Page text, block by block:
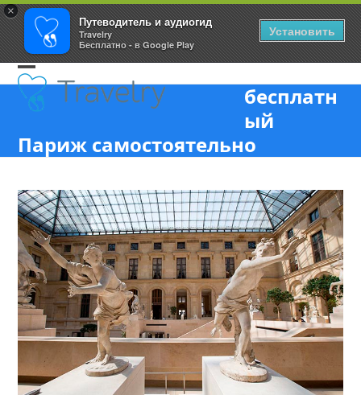
×
Путеводитель и аудиогид
Travelry
Бесплатно - в Google Play
Установить
Skip
to
content
Open
mobile
menu
Close
mobile
menu
бесплатн
ый
Париж самостоятельно